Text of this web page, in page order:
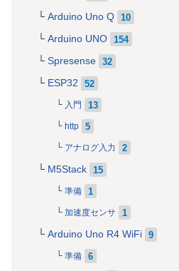
Arduino Uno Q 10
Arduino UNO 154
Spresense 32
ESP32 52
入門 13
http 5
アナログ入力 2
M5Stack 15
準備 1
加速度センサ 1
Arduino Uno R4 WiFi 9
準備 6